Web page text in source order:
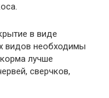
в виде
видов необходимы
лучше
сверчков,